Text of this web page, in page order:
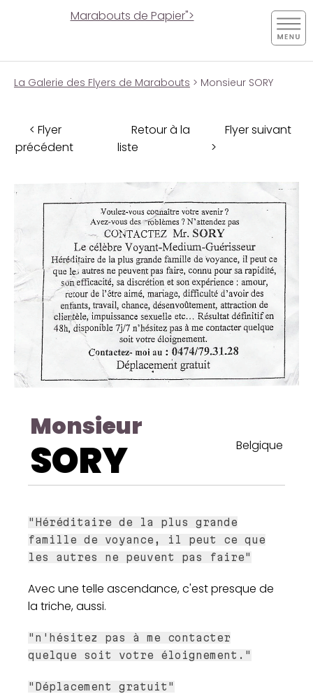
Marabouts de Papier">
La Galerie des Flyers de Marabouts > Monsieur SORY
< Flyer
précédent
Retour à la
liste
Flyer suivant
>
Monsieur
SORY Belgique
"Héréditaire de la plus grande
famille de voyance, il peut ce que
les autres ne peuvent pas faire"
Avec une telle ascendance, c'est presque de
la triche, aussi.
"n'hésitez pas à me contacter
quelque soit votre éloignement."
"Déplacement gratuit"